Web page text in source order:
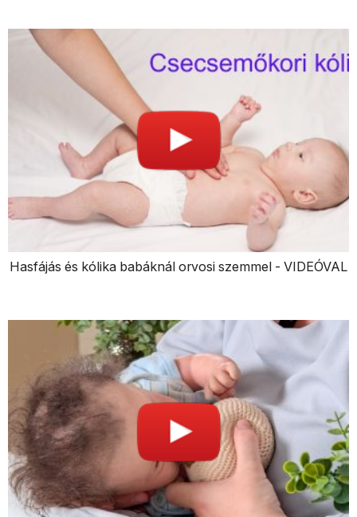
Hasfájás és kólika babáknál orvosi szemmel - VIDEÓVAL